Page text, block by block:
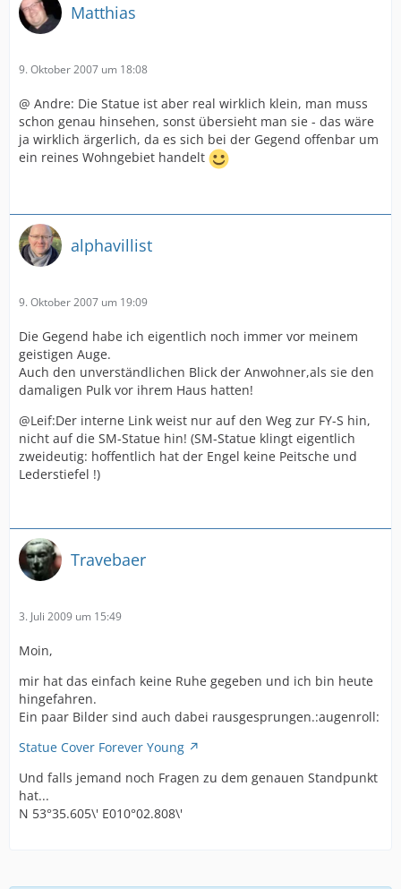
Matthias
9. Oktober 2007 um 18:08
@ Andre: Die Statue ist aber real wirklich klein, man muss
schon genau hinsehen, sonst übersieht man sie - das wäre
ja wirklich ärgerlich, da es sich bei der Gegend offenbar um
ein reines Wohngebiet handelt
alphavillist
9. Oktober 2007 um 19:09
Die Gegend habe ich eigentlich noch immer vor meinem
geistigen Auge.
Auch den unverständlichen Blick der Anwohner,als sie den
damaligen Pulk vor ihrem Haus hatten!
@Leif:Der interne Link weist nur auf den Weg zur FY-S hin,
nicht auf die SM-Statue hin! (SM-Statue klingt eigentlich
zweideutig: hoffentlich hat der Engel keine Peitsche und
Lederstiefel !)
Travebaer
3. Juli 2009 um 15:49
Moin,
mir hat das einfach keine Ruhe gegeben und ich bin heute
hingefahren.
Ein paar Bilder sind auch dabei rausgesprungen.:augenroll:
Statue Cover Forever Young
Und falls jemand noch Fragen zu dem genauen Standpunkt
hat...
N 53°35.605\' E010°02.808\'